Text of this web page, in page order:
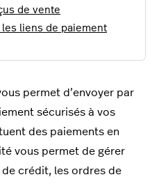
de vente
liens de paiement
permet d’envoyer par
sécurisés à vos
des paiements en
vous permet de gérer
crédit, les ordres de